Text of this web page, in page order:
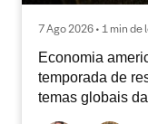
7 Ago 2026 • 1 min de
Economia
temporada de
temas globais